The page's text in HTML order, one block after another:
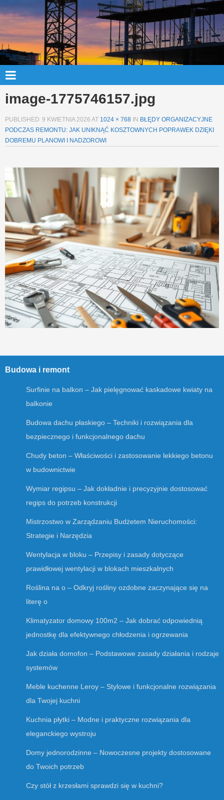
image-1775746157.jpg
PUBLISHED 9 KWIETNIA 2026 AT 1024 × 768 IN BŁĘDY ORGANIZACYJNE
PODCZAS REMONTU: JAK UNIKNĄĆ KOSZTOWNYCH POPRAWEK DZIĘKI
DOBREMU PLANOWI I NADZOROWI
Budowa i remont
Surfinie na balkon – Jak pielęgnować kaskadowe kwiaty na
balkonie
Budowa dachu płaskiego – Techniki i rozwiązania dla
bezpiecznego i funkcjonalnego dachu
Chudy beton – Właściwości i zastosowanie lekkiego betonu
w budownictwie
Wymiar regipsu – Jak dokładnie i precyzyjnie dostosować
regips do potrzeb konstrukcji
Mistrzostwo w Zarządzaniu Budżetem Nieruchomości:
Strategie i Narzędzia
Wentylacja w bloku – Przepisy i zasady dotyczące
prawidłowej wentylacji w blokach mieszkalnych
Roślina na o – Odkryj rośliny ozdobne zaczynające się na
literę o
Klimatyzator domowy 100m2 – Jak dobrać odpowiednią
jednostkę dla efektywnego chłodzenia i ogrzewania
Jak działa domofon – Podstawowe zasady działania i rodzaje
systemów
Meble kuchenne Leroy – Stylowe i funkcjonalne rozwiązania
dla Twojej kuchni
Kuchnia płytki – Modne i praktyczne rozwiązania dla
eleganckiego wystroju
Domy jednorodzinne – Nowoczesne projekty dostosowane
do Twoich potrzeb
Czy stół z krzesłami sprawdzi się w kuchni?